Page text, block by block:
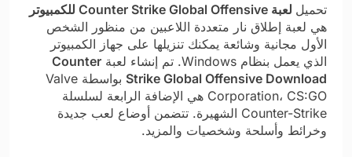
تحميل لعبة Counter Strike Global Offensive للكمبيوتر
هي لعبة إطلاق نار متعددة اللاعبين من منظور الشخص
الأول مجانية وشائعة يمكنك تنزيلها على جهاز الكمبيوتر
الذي يعمل بنظام Windows. تم إنشاء لعبة
Counter
Strike Global Offensive Download
بواسطة Valve
Corporation، CS:GO هي الإضافة الرابعة لسلسلة
Counter-Strike الشهيرة. تتضمن أوضاع لعب جديدة
وخرائط وأسلحة وشخصيات والمزيد.